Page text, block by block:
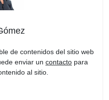
de contenidos del sitio web
enviar un contacto para
al sitio.